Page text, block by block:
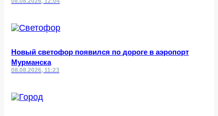
Новый светофор появился по дороге в аэропорт
Мурманска
08.08.2026, 11:23